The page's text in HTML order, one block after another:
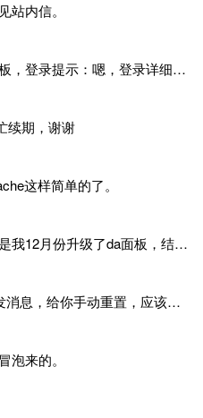
站内信。
站长，许久没有登陆面板，登录提示：嗯，登录详细信息似乎不正确。请重试。 网站还可以正常使用。如果是密码问题请帮忙重置一下密码。谢谢。订单号：97790，账号：aa20210950。 站长，提交了工单，你回复续期成功，不过我的问题是面部登陆信息有问题，一直是初始密码，现在无法登陆，有时间麻烦排查一下。
续期，谢谢
这样简单的了。
是的证书过期了，原因是我12月份升级了da面板，结果后台证书就不更新了，目前还在排查问题。切换PHP版本现在没有了，因为DA新版不支持。
可以给我QQ或者微信发消息，给你手动重置，应该是服务器插件有问题了，这个wp的主题太老了，导致现在好多的问题，网站的签到功能也是因为这个原因导致的。
泡来的。